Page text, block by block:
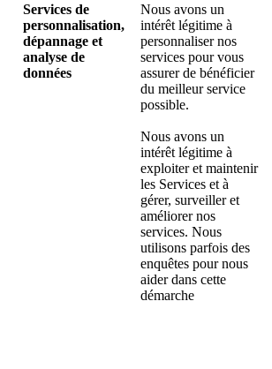
Services de
personnalisation,
dépannage et
analyse de
données
Nous avons un
intérêt légitime à
personnaliser nos
services pour vous
assurer de bénéficier
du meilleur service
possible.
Nous avons un
intérêt légitime à
exploiter et maintenir
les Services et à
gérer, surveiller et
améliorer nos
services. Nous
utilisons parfois des
enquêtes pour nous
aider dans cette
démarche